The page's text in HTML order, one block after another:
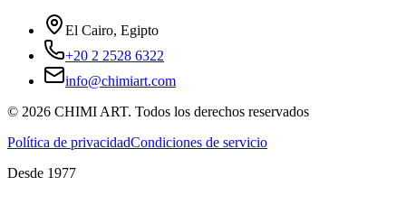
El Cairo, Egipto
+20 2 2528 6322
info@chimiart.com
© 2026 CHIMI ART. Todos los derechos reservados
Política de privacidadCondiciones de servicio
Desde 1977